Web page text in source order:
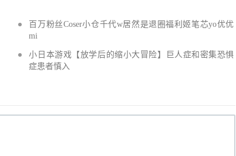
百万粉丝Coser小仓千代w居然是退圈福利姬笔芯yo优优
mi
小日本游戏【放学后的缩小大冒险】巨人症和密集恐惧
症患者慎入